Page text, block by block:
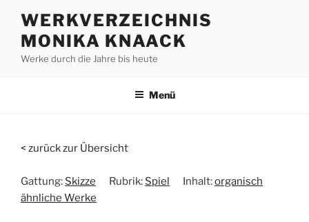
Inhalt
springen
WERKVERZEICHNIS
MONIKA KNAACK
Werke durch die Jahre bis heute
Menü
< zurück zur Übersicht
Gattung: Skizze Rubrik: Spiel Inhalt:organisch
ähnliche Werke